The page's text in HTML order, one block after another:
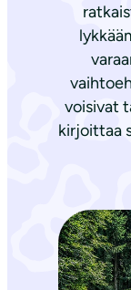
voisivat
kirjoittaa